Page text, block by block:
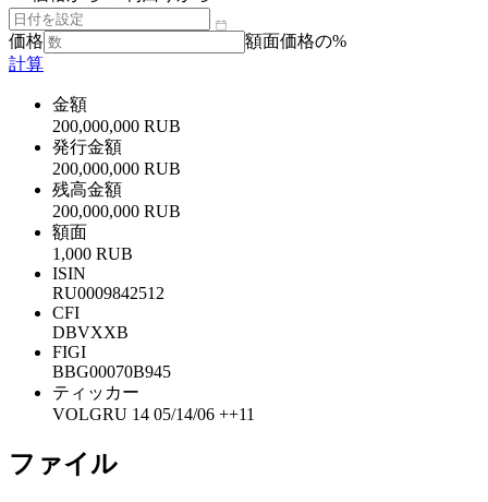
価格
額面価格の%
計算
金額
200,000,000 RUB
発行金額
200,000,000 RUB
残高金額
200,000,000 RUB
額面
1,000 RUB
ISIN
RU0009842512
CFI
DBVXXB
FIGI
BBG00070B945
ティッカー
VOLGRU 14 05/14/06 ++11
ファイル